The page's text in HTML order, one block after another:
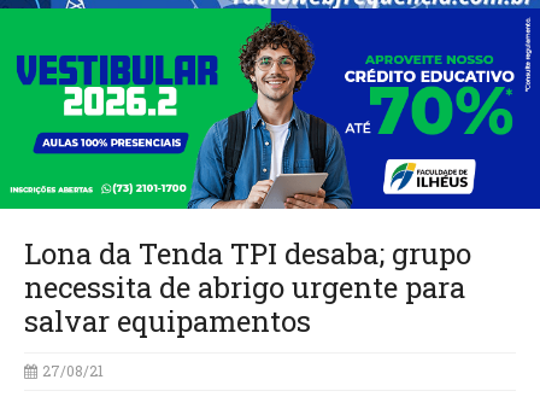
Lona da Tenda TPI desaba; grupo
necessita de abrigo urgente para
salvar equipamentos
27/08/21